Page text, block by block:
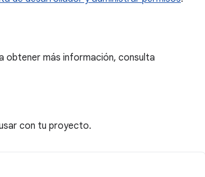
obtener más información, consulta
con tu proyecto.